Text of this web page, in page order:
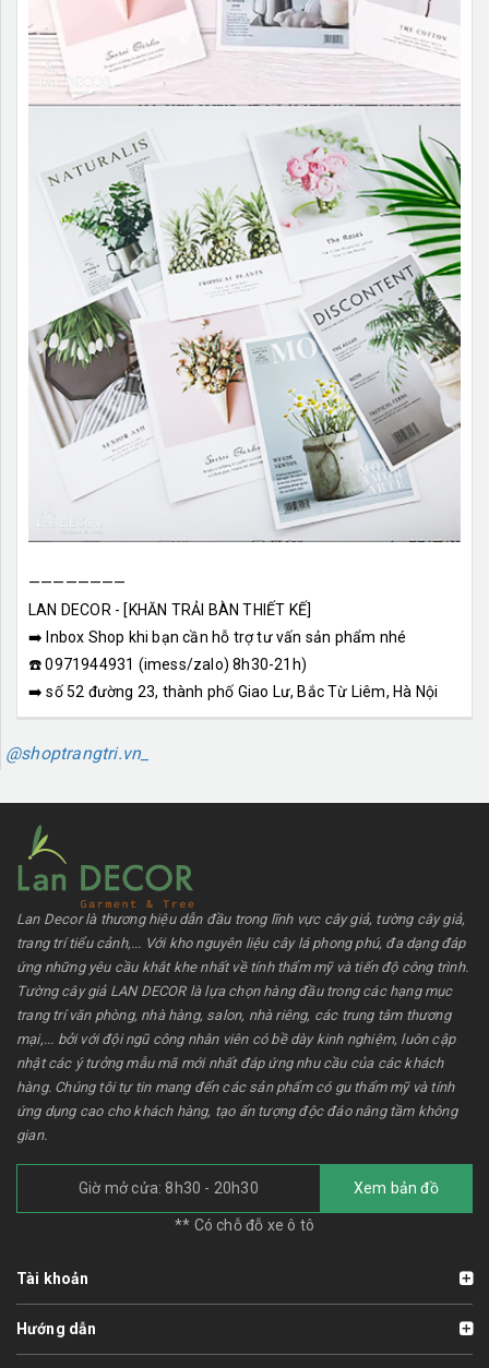
————————
LAN DECOR - [KHĂN TRẢI BÀN THIẾT KẾ]
➡️ Inbox Shop khi bạn cần hỗ trợ tư vấn sản phẩm nhé
☎️ 0971944931 (imess/zalo) 8h30-21h)
➡️ số 52 đường 23, thành phố Giao Lư, Bắc Từ Liêm, Hà Nội
@shoptrangtri.vn_
Lan Decor là thương hiệu dẫn đầu trong lĩnh vực cây giả, tường cây giả,
trang trí tiểu cảnh,... Với kho nguyên liệu cây lá phong phú, đa dạng đáp
ứng những yêu cầu khắt khe nhất về tính thẩm mỹ và tiến độ công trình.
Tường cây giả LAN DECOR là lựa chọn hàng đầu trong các hạng mục
trang trí văn phòng, nhà hàng, salon, nhà riêng, các trung tâm thương
mại,... bởi với đội ngũ công nhân viên có bề dày kinh nghiệm, luôn cập
nhật các ý tưởng mẫu mã mới nhất đáp ứng nhu cầu của các khách
hàng. Chúng tôi tự tin mang đến các sản phẩm có gu thẩm mỹ và tính
ứng dụng cao cho khách hàng, tạo ấn tượng độc đáo nâng tầm không
gian.
Giờ mở cửa: 8h30 - 20h30 Xem bản đồ
** Có chỗ đỗ xe ô tô
Tài khoản
Hướng dẫn